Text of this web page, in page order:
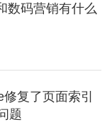
数码营销有什么
复了页面索引
题